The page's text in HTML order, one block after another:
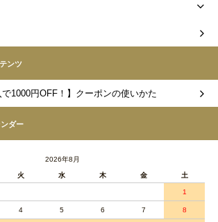
ンツ
で1000円OFF！】クーポンの使いかた
ダー
2026年8月
火 水 木 金 土
1
4 5 6 7 8